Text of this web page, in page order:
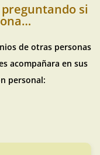
si
de otras personas
acompañara en sus
personal: